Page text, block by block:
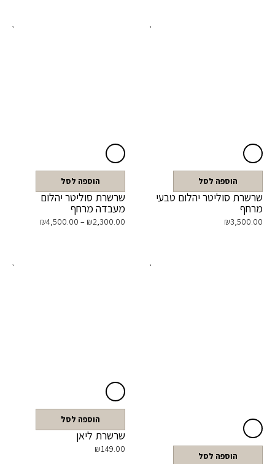
הוספה לסל
שרשרת סוליטר יהלום טבעי
מרחף
₪3,500.00
הוספה לסל
שרשרת סוליטר יהלום
מעבדה מרחף
₪2,300.00
–
₪4,500.00
הוספה לסל
הוספה לסל
שרשרת ליאן
₪149.00